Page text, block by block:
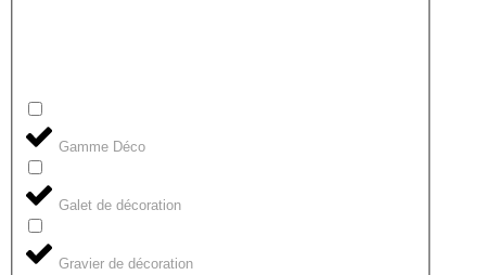
Gamme Déco
Galet de décoration
Gravier de décoration